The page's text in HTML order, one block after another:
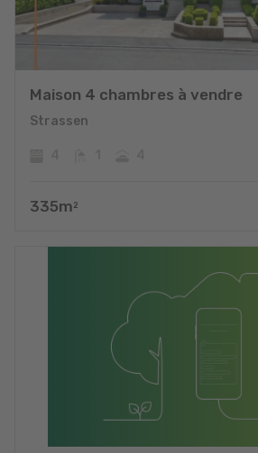
Maison 4 chambres à vendre
Strassen
335m 2